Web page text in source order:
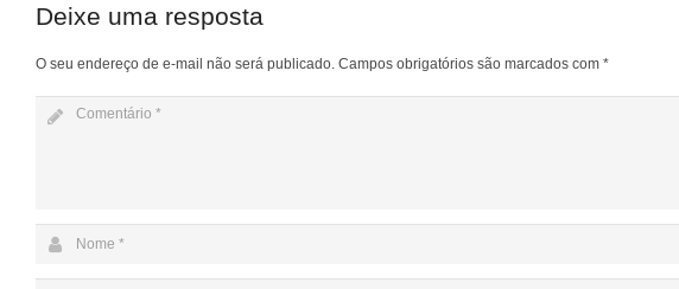
Deixe uma resposta
O seu endereço de e-mail não será publicado. Campos obrigatórios são marcados com *